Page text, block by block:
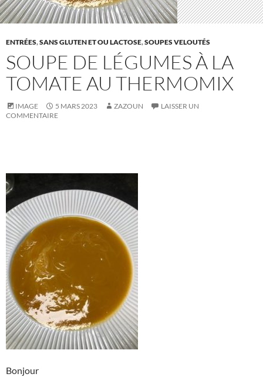
ENTRÉES,SANS GLUTEN ET OU LACTOSE,SOUPES VELOUTÉS
SOUPE DE LÉGUMES À LA
TOMATE AU THERMOMIX
IMAGE 5 MARS 2023 ZAZOUN
LAISSER UN
COMMENTAIRE
Bonjour